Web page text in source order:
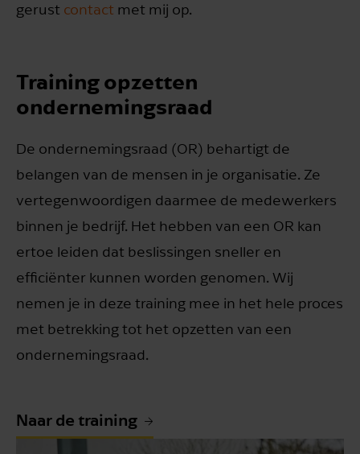
gerust contact met mij op.
Training opzetten
ondernemingsraad
De ondernemingsraad (OR) behartigt de
belangen van de mensen in je organisatie. Ze
vertegenwoordigen daarmee de medewerkers
binnen je bedrijf. Het hebben van een OR kan
ertoe leiden dat beslissingen sneller en
efficiënter kunnen worden genomen. Wij
nemen je in deze training mee in het hele proces
met betrekking tot het opzetten van een
ondernemingsraad.
Naar de training